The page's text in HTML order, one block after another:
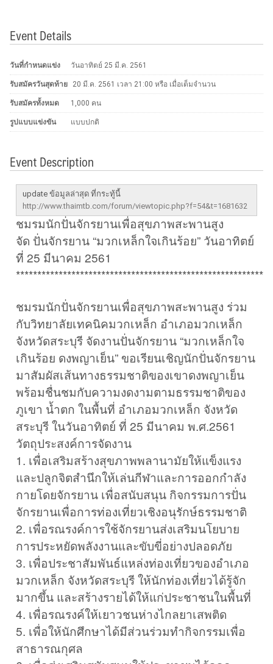
Event Details
วันที่กำหนดแข่ง วันอาทิตย์ 25 มี.ค. 2561
รับสมัครวันสุดท้าย 20 มี.ค. 2561 เวลา 21:00 หรือ เมื่อเต็มจำนวน
รับสมัครทั้งหมด 1,000 คน
รูปแบบแข่งขัน แบบปกติ
Event Description
update ข้อมูลล่าสุด ที่กระทู้นี้
http://www.thaimtb.com/forum/viewtopic.php?f=54&t=1681632
ชมรมนักปั่นจักรยานเพื่อสุขภาพสะพานสูง
จัด ปั่นจักรยาน “มวกเหล็กใจเกินร้อย” วันอาทิตย์
ที่ 25 มีนาคม 2561
ชมรมนักปั่นจักรยานเพื่อสุขภาพสะพานสูง ร่วม
กับวิทยาลัยเทคนิคมวกเหล็ก อำเภอมวกเหล็ก
จังหวัดสระบุรี จัดงานปั่นจักรยาน “มวกเหล็กใจ
เกินร้อย ดงพญาเย็น” ขอเรียนเชิญนักปั่นจักรยาน
มาสัมผัสเส้นทางธรรมชาติของเขาดงพญาเย็น
พร้อมชื่นชมกับความงดงามตามธรรมชาติของ
ภูเขา น้ำตก ในพื้นที่ อำเภอมวกเหล็ก จังหวัด
สระบุรี ในวันอาทิตย์ ที่ 25 มีนาคม พ.ศ.2561
วัตถุประสงค์การจัดงาน
1. เพื่อเสริมสร้างสุขภาพพลานามัยให้แข็งแรง
และปลูกจิตสำนึกให้เล่นกีฬาและการออกกำลัง
กายโดยจักรยาน เพื่อสนับสนุน กิจกรรมการปั่น
จักรยานเพื่อการท่องเที่ยวเชิงอนุรักษ์ธรรมชาติ
2. เพื่อรณรงค์การใช้จักรยานส่งเสริมนโยบาย
การประหยัดพลังงานและขับขี่อย่างปลอดภัย
3. เพื่อประชาสัมพันธ์แหล่งท่องเที่ยวของอำเภอ
มวกเหล็ก จังหวัดสระบุรี ให้นักท่องเที่ยวได้รู้จัก
มากขึ้น และสร้างรายได้ให้แก่ประชาชนในพื้นที่
4. เพื่อรณรงค์ให้เยาวชนห่างไกลยาเสพติด
5. เพื่อให้นักศึกษาได้มีส่วนร่วมทำกิจกรรมเพื่อ
สาธารณกุศล